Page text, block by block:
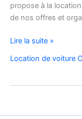
propose à la
de nos offres et
location
casablanca
Lire la suite »
Location de voiture